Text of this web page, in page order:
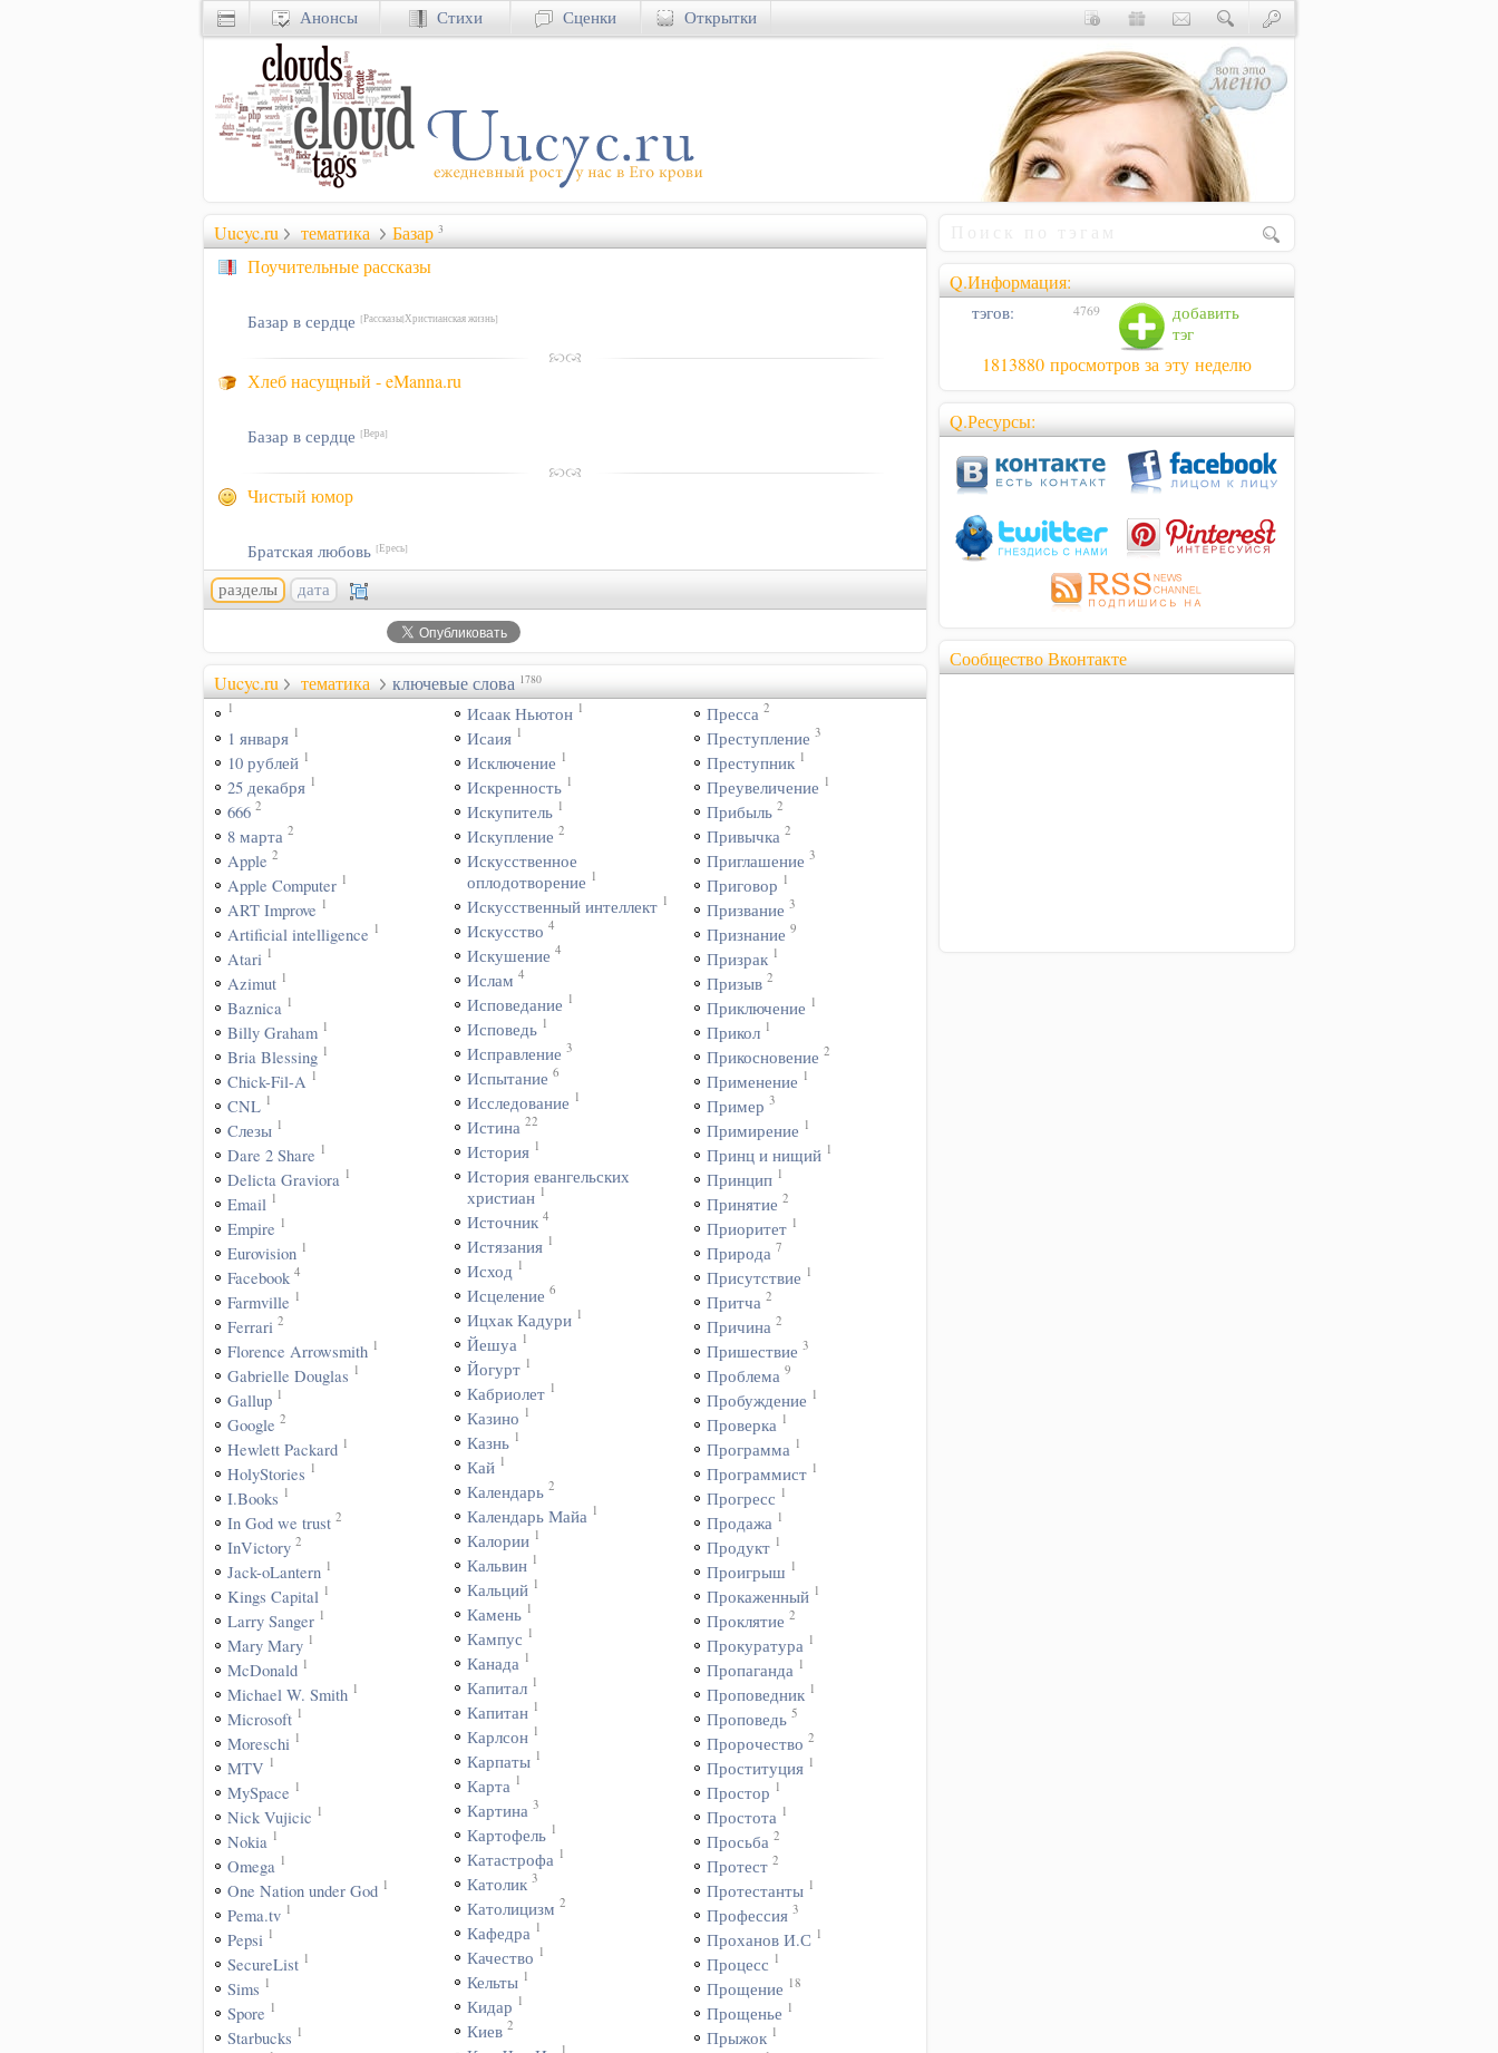
Uucyc.ru тематика Базар 3
Поучительные рассказы
Базар в сердце [Рассказы|Христианская жизнь]
Хлеб насущный - eManna.ru
Базар в сердце [Вера]
Чистый юмор
Братская любовь [Ересь]
разделы дата
Uucyc.ru тематика ключевые слова 1780
1
1 января 1
10 рублей 1
25 декабря 1
666 2
8 марта 2
Apple 2
Apple Computer 1
ART Improve 1
Artificial intelligence 1
Atari 1
Azimut 1
Baznica 1
Billy Graham 1
Bria Blessing 1
Chick-Fil-A 1
CNL 1
Cлезы 1
Dare 2 Share 1
Delicta Graviora 1
Email 1
Empire 1
Eurovision 1
Facebook 4
Farmville 1
Ferrari 2
Florence Arrowsmith 1
Gabrielle Douglas 1
Gallup 1
Google 2
Hewlett Packard 1
HolyStories 1
I.Books 1
In God we trust 2
InVictory 2
Jack-oLantern 1
Kings Capital 1
Larry Sanger 1
Mary Mary 1
McDonald 1
Michael W. Smith 1
Microsoft 1
Moreschi 1
MTV 1
MySpace 1
Nick Vujicic 1
Nokia 1
Omega 1
One Nation under God 1
Pema.tv 1
Pepsi 1
SecureList 1
Sims 1
Spore 1
Starbucks 1
Исаак Ньютон 1
Исаия 1
Исключение 1
Искренность 1
Искупитель 1
Искупление 2
Искусственное
оплодотворение 1
Искусственный интеллект 1
Искусство 4
Искушение 4
Ислам 4
Исповедание 1
Исповедь 1
Исправление 3
Испытание 6
Исследование 1
Истина 22
История 1
История евангельских
христиан 1
Источник 4
Истязания 1
Исход 1
Исцеление 6
Ицхак Кадури 1
Йешуа 1
Йогурт 1
Кабриолет 1
Казино 1
Казнь 1
Кай 1
Календарь 2
Календарь Майа 1
Калории 1
Кальвин 1
Кальций 1
Камень 1
Кампус 1
Канада 1
Капитал 1
Капитан 1
Карлсон 1
Карпаты 1
Карта 1
Картина 3
Картофель 1
Катастрофа 1
Католик 3
Католицизм 2
Кафедра 1
Качество 1
Кельты 1
Кидар 1
Киев 2
1
Пресса 2
Преступление 3
Преступник 1
Преувеличение 1
Прибыль 2
Привычка 2
Приглашение 3
Приговор 1
Призвание 3
Признание 9
Призрак 1
Призыв 2
Приключение 1
Прикол 1
Прикосновение 2
Применение 1
Пример 3
Примирение 1
Принц и нищий 1
Принцип 1
Принятие 2
Приоритет 1
Природа 7
Присутствие 1
Притча 2
Причина 2
Пришествие 3
Проблема 9
Пробуждение 1
Проверка 1
Программа 1
Программист 1
Прогресс 1
Продажа 1
Продукт 1
Проигрыш 1
Прокаженный 1
Проклятие 2
Прокуратура 1
Пропаганда 1
Проповедник 1
Проповедь 5
Пророчество 2
Проституция 1
Простор 1
Простота 1
Просьба 2
Протест 2
Протестанты 1
Профессия 3
Проханов И.С 1
Процесс 1
Прощение 18
Прощенье 1
Прыжок 1
Q.Информация:
добавить
тэг
тэгов: 4769
1813880 просмотров за эту неделю
Q.Ресурсы:
Сообщество Вконтакте
Анонсы Стихи Сценки Открытки